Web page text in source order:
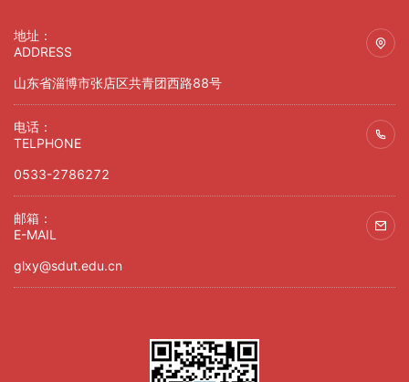
地址：
ADDRESS
山东省淄博市张店区共青团西路88号
电话：
TELPHONE
0533-2786272
邮箱：
E-MAIL
glxy@sdut.edu.cn